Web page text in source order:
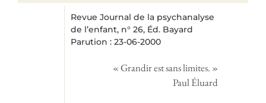
Revue Journal de la psychanalyse
de l’enfant, n° 26, Éd. Bayard
Parution : 23-06-2000
« Grandir est sans limites. »
Paul Éluard